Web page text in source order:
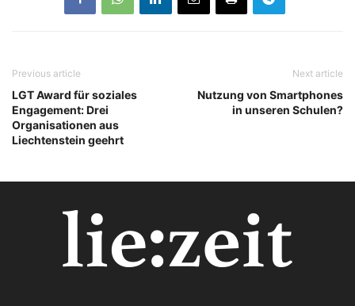
Previous article
LGT Award für soziales
Engagement: Drei
Organisationen aus
Liechtenstein geehrt
Next article
Nutzung von Smartphones
in unseren Schulen?